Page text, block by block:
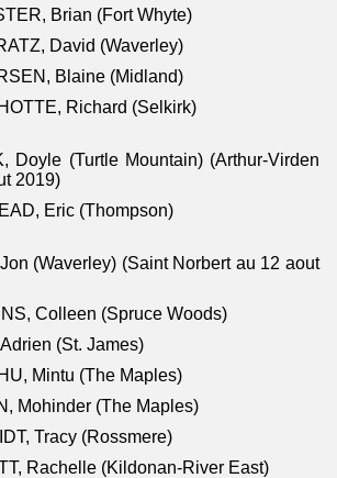
Brian (Fort Whyte)
David (Waverley)
Blaine (Midland)
Richard (Selkirk)
Doyle (Turtle Mountain) (Arthur-Virden
2019)
Eric (Thompson)
(Waverley) (Saint Norbert au 12 aout
Colleen (Spruce Woods)
(St. James)
Mintu (The Maples)
Mohinder (The Maples)
Tracy (Rossmere)
Rachelle (Kildonan-River East)